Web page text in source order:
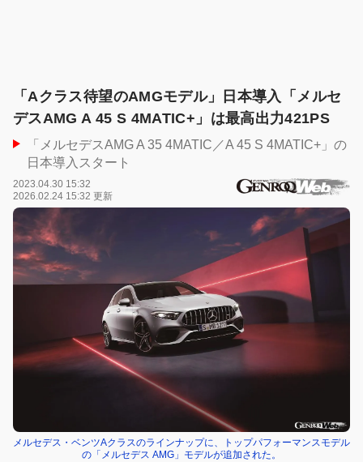
「Aクラス待望のAMGモデル」日本導入「メルセ
デスAMG A 45 S 4MATIC+」は最高出力421PS
「メルセデスAMG A 35 4MATIC／A 45 S 4MATIC+」の
日本導入スタート
2023.04.30 15:32
2026.02.24 15:32 更新
メルセデス・ベンツAクラスのラインナップに、トップパフォーマンスモデル
の「メルセデス AMG」モデルが追加された。